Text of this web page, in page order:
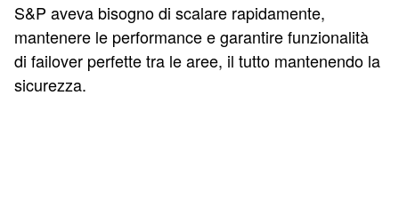
S&P aveva bisogno di scalare rapidamente,
mantenere le performance e garantire funzionalità
di failover perfette tra le aree, il tutto mantenendo la
sicurezza.